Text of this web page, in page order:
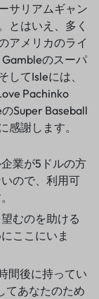
サリアムギャン
とはいえ、多く
アメリカのライ
のスーパ
てIsleには、
Pachinko
Super Baseball
感謝します。
業が5ドルの方
ので、利用可
むのを助ける
ここにいま
間後に持ってい
てあなたのため